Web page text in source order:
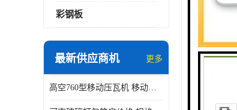
彩钢板
最新供应商机 更多
高空760型移动压瓦机 移动升降制瓦设备租赁选郑州鑫纵